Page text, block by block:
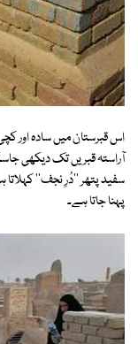
اس قبرستان میں سادہ اور
آراستہ قبریں تک دیکھی
سفید پتھر ''دُرِ نجف''
پہنا جاتا ہے۔